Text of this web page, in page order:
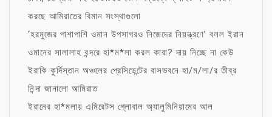
করছে আমিরাতের বিমান সংস্থাগুলো
‘হরমুজের পাশাপাশি ওমান উপসাগরও নিজেদের নিয়ন্ত্রণে’ বলল ইরান
ওমানের সালালাহ বন্দরে হা*ম*লা করল কারা? দায় নিচ্ছে না কেউ
ইরাকি কুর্দিস্তান অঞ্চলের প্রেসিডেন্টের বাসভবনে হা/ম/লা/র তীব্র
নিন্দা জানালো আমিরাত
ইরানের হা*মলায় এমিরেটস গ্লোবাল অ্যালুমিনিয়ামের আল